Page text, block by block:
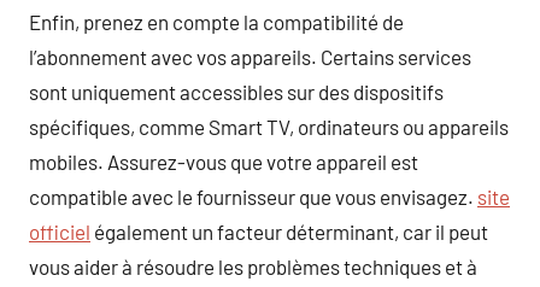
Enfin, prenez en compte la compatibilité de
l’abonnement avec vos appareils. Certains services
sont uniquement accessibles sur des dispositifs
spécifiques, comme Smart TV, ordinateurs ou appareils
mobiles. Assurez-vous que votre appareil est
compatible avec le fournisseur que vous envisagez. site
officiel également un facteur déterminant, car il peut
vous aider à résoudre les problèmes techniques et à